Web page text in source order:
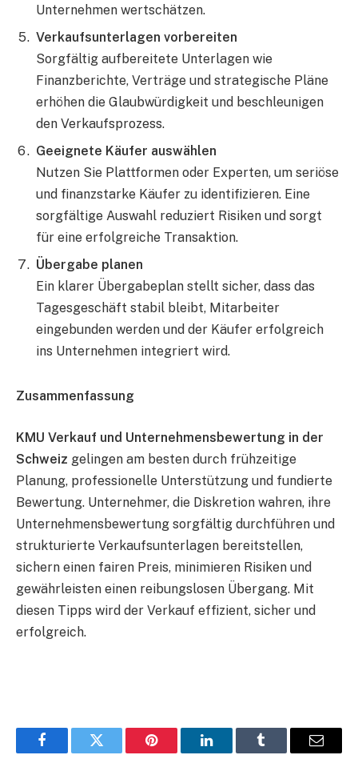
Unternehmen wertschätzen.
Verkaufsunterlagen vorbereiten
Sorgfältig aufbereitete Unterlagen wie
Finanzberichte, Verträge und strategische Pläne
erhöhen die Glaubwürdigkeit und beschleunigen
den Verkaufsprozess.
Geeignete Käufer auswählen
Nutzen Sie Plattformen oder Experten, um seriöse
und finanzstarke Käufer zu identifizieren. Eine
sorgfältige Auswahl reduziert Risiken und sorgt
für eine erfolgreiche Transaktion.
Übergabe planen
Ein klarer Übergabeplan stellt sicher, dass das
Tagesgeschäft stabil bleibt, Mitarbeiter
eingebunden werden und der Käufer erfolgreich
ins Unternehmen integriert wird.
Zusammenfassung
KMU Verkauf und Unternehmensbewertung in der
Schweiz gelingen am besten durch frühzeitige
Planung, professionelle Unterstützung und fundierte
Bewertung. Unternehmer, die Diskretion wahren, ihre
Unternehmensbewertung sorgfältig durchführen und
strukturierte Verkaufsunterlagen bereitstellen,
sichern einen fairen Preis, minimieren Risiken und
gewährleisten einen reibungslosen Übergang. Mit
diesen Tipps wird der Verkauf effizient, sicher und
erfolgreich.
FacebookTwitter Pinterest LinkedInTumblr Email